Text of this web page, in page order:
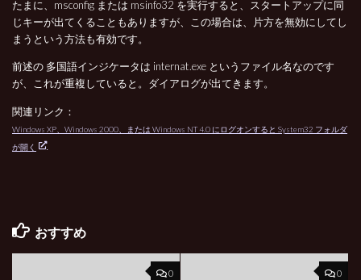
たまに、msconfig または msinfo32 を実行すると、スタートアップに同
じキーが出てくることもありますが、この場合は、片方を無効にしてし
まうという方法も有効です。
前述の 多国語インジケータは internat.exe というファイル名なのです
が、これが重複していると。ダイアログが出てきます。
関連リンク：
Windows XP、Windows 2000、または Windows NT 4.0 にログオンすると System32 フォルダ
が開く
おすすめ
0 0